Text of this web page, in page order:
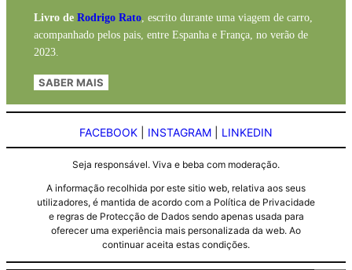
Livro de Rodrigo Rato, escrito durante uma viagem de carro,
acompanhado pelos pais, entre Espanha e França, no verão de
2023.
SABER MAIS
FACEBOOK INSTAGRAM LINKEDIN
Seja responsável. Viva e beba com moderação.
A informação recolhida por este sitio web, relativa aos seus
utilizadores, é mantida de acordo com a Política de Privacidade
e regras de Protecção de Dados sendo apenas usada para
oferecer uma experiência mais personalizada da web. Ao
continuar aceita estas condições.